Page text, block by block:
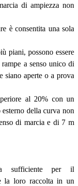
di ampiezza non
è consentita una sola
piani, possono essere
a senso unico di
siano aperte o a prova
al 20% con un
della curva non
di marcia e di 7 m
sufficiente per il
la loro raccolta in un